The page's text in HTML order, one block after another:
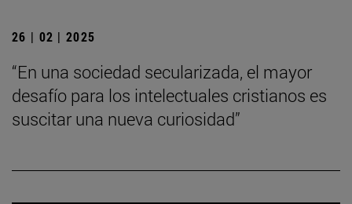
26 | 02 | 2025
“En una sociedad secularizada, el mayor
desafío para los intelectuales cristianos es
suscitar una nueva curiosidad”